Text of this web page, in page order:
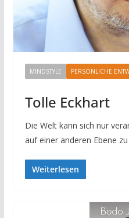
MINDSTYLE PERSÖNLICHE
Tolle Eckhart
Die Welt kann sich nur
auf einer anderen Ebene
Weiterlesen